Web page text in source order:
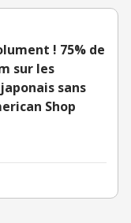
! 75% de
sur les
sans
Shop